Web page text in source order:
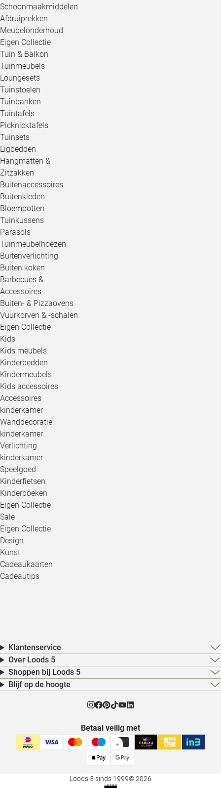
Schoonmaakmiddelen
Afdruiprekken
Meubelonderhoud
Eigen Collectie
Tuin & Balkon
Tuinmeubels
Loungesets
Tuinstoelen
Tuinbanken
Tuintafels
Picknicktafels
Tuinsets
Ligbedden
Hangmatten &
Zitzakken
Buitenaccessoires
Buitenkleden
Bloempotten
Tuinkussens
Parasols
Tuinmeubelhoezen
Buitenverlichting
Buiten koken
Barbecues &
Accessoires
Buiten- & Pizzaovens
Vuurkorven & -schalen
Eigen Collectie
Kids
Kids meubels
Kinderbedden
Kindermeubels
Kids accessoires
Accessoires
kinderkamer
Wanddecoratie
kinderkamer
Verlichting
kinderkamer
Speelgoed
Kinderfietsen
Kinderboeken
Eigen Collectie
Sale
Eigen Collectie
Design
Kunst
Cadeaukaarten
Cadeautips
Klantenservice
Over Loods 5
Shoppen bij Loods 5
Blijf op de hoogte
Betaal veilig met
Loods 5 sinds 1999© 2026